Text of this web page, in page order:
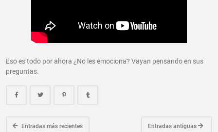
Eso es todo por ahora ¿No les emociona? Vayan pensando en sus
preguntas.
Entradas más recientes Entradas antiguas